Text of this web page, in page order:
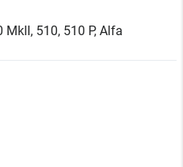
510, 510 P, Alfa